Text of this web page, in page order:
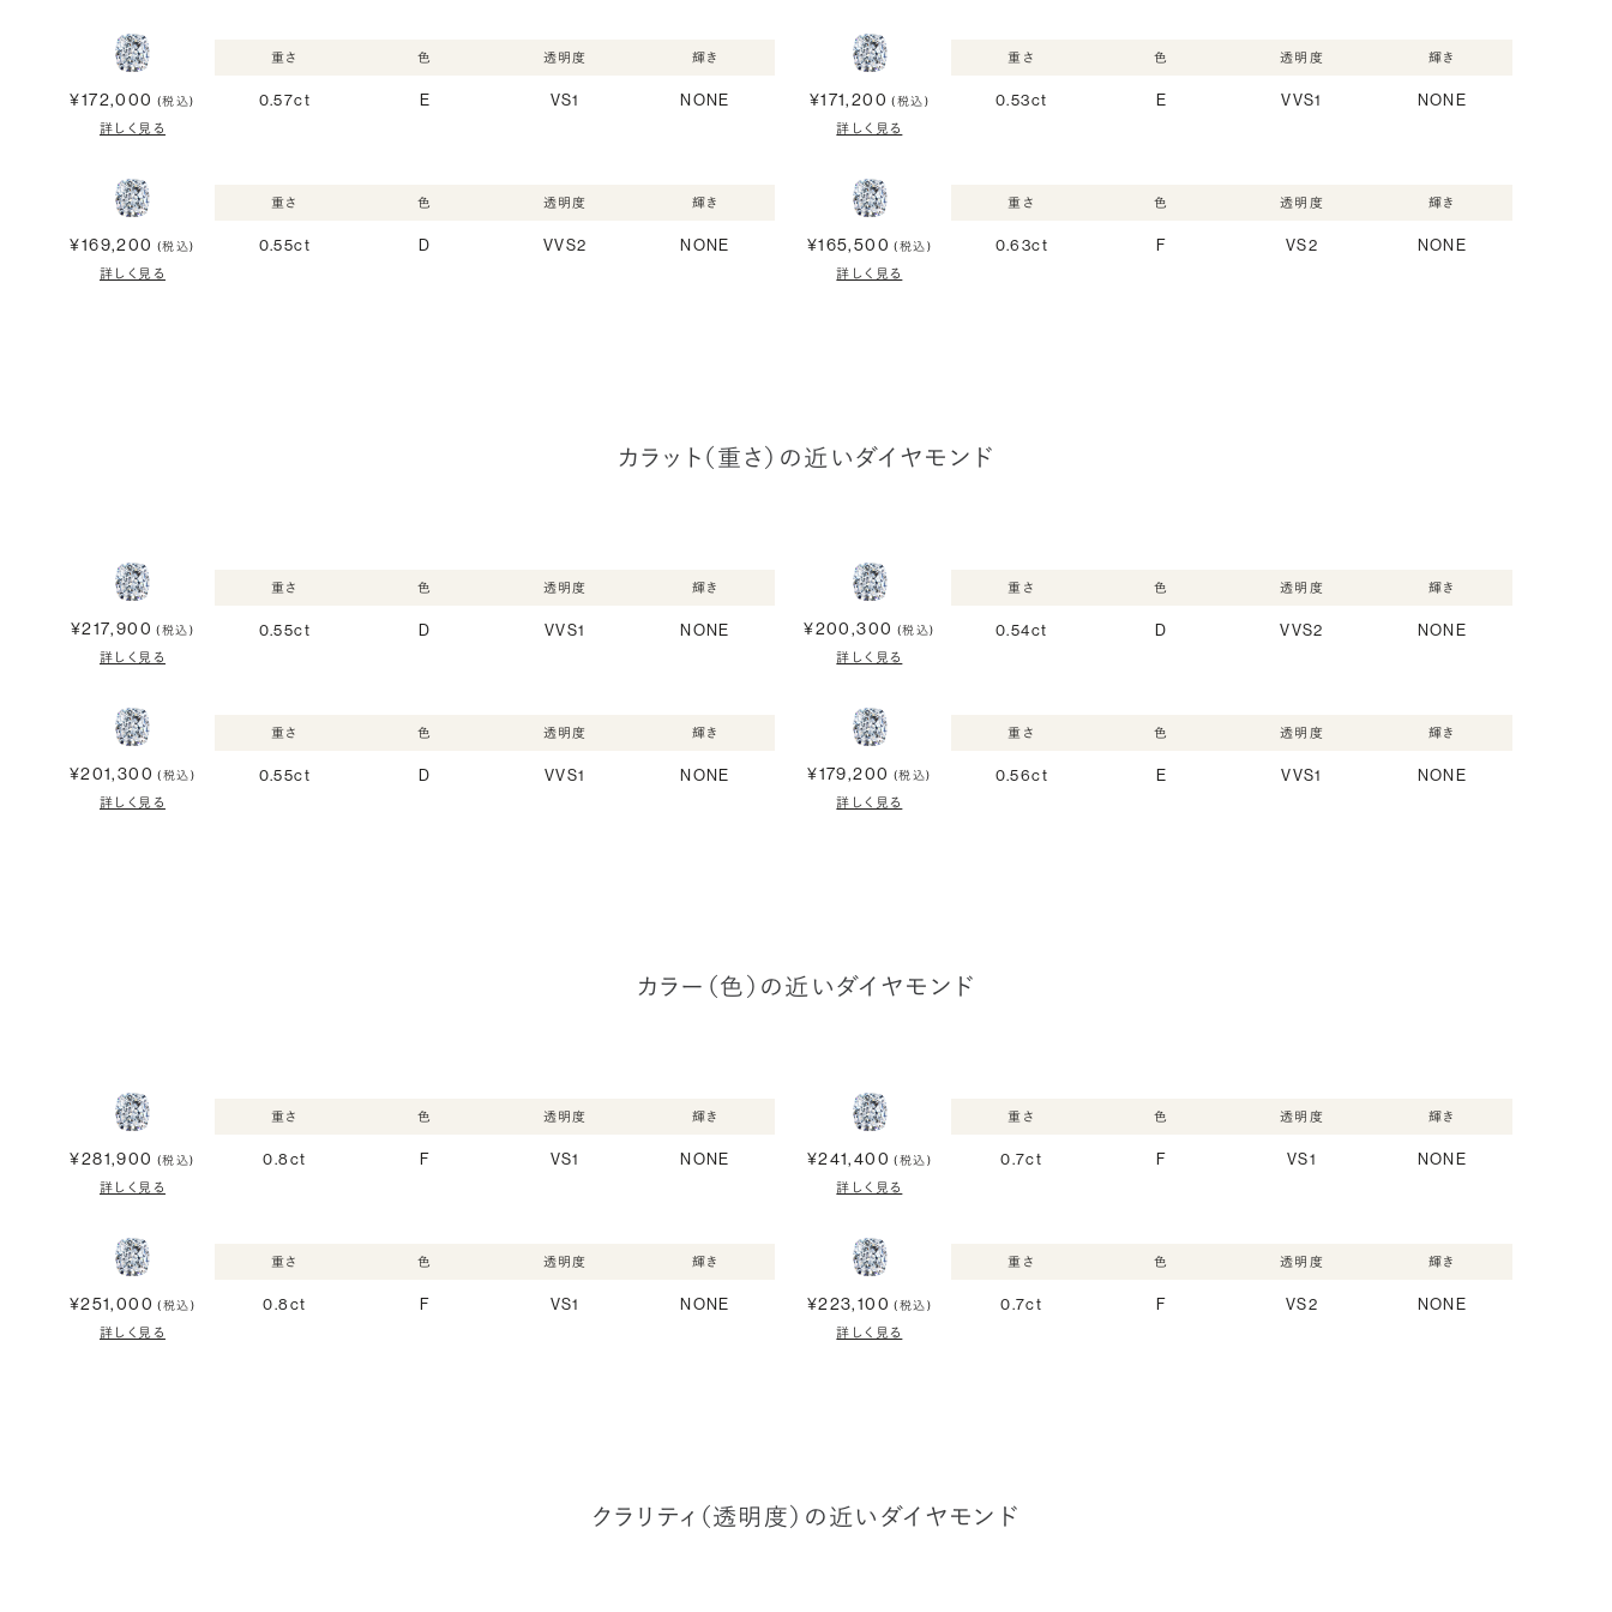
¥172,000 (税込)
詳しく見る
重さ
0.57ct
色
E
透明度
VS1
輝き
NONE ¥171,200 (税込)
詳しく見る
重さ
0.53ct
色
E
透明度
VVS1
輝き
NONE
¥169,200 (税込)
詳しく見る
重さ
0.55ct
色
D
透明度
VVS2
輝き
NONE ¥165,500 (税込)
詳しく見る
重さ
0.63ct
色
F
透明度
VS2
輝き
NONE
カラット（重さ）の近いダイヤモンド
¥217,900 (税込)
詳しく見る
重さ
0.55ct
色
D
透明度
VVS1
輝き
NONE ¥200,300 (税込)
詳しく見る
重さ
0.54ct
色
D
透明度
VVS2
輝き
NONE
¥201,300 (税込)
詳しく見る
重さ
0.55ct
色
D
透明度
VVS1
輝き
NONE ¥179,200 (税込)
詳しく見る
重さ
0.56ct
色
E
透明度
VVS1
輝き
NONE
カラー（色）の近いダイヤモンド
¥281,900 (税込)
詳しく見る
重さ
0.8ct
色
F
透明度
VS1
輝き
NONE ¥241,400 (税込)
詳しく見る
重さ
0.7ct
色
F
透明度
VS1
輝き
NONE
¥251,000 (税込)
詳しく見る
重さ
0.8ct
色
F
透明度
VS1
輝き
NONE ¥223,100 (税込)
詳しく見る
重さ
0.7ct
色
F
透明度
VS2
輝き
NONE
クラリティ（透明度）の近いダイヤモンド